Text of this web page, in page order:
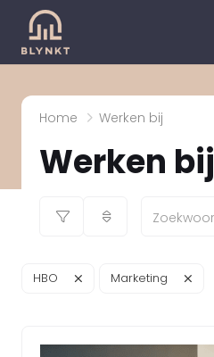
Home Werken bij
Werken bij
HBO Marketing